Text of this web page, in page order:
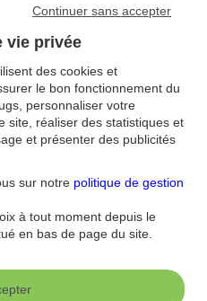
mon reçu fiscal lorsque
avec le LDDS ?
FormulairesAccessibilité : non
chère Nos récompensesNos
Presse
vie privée
des cookies et
le bon fonctionnement du
personnaliser votre
site, réaliser des statistiques et
et présenter des publicités
sur notre politique de gestion
à tout moment depuis le
en bas de page du site.
Continuer sans accepter